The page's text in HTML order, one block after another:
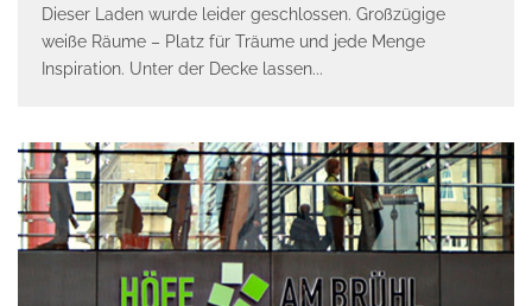
Dieser Laden wurde leider geschlossen. Großzügige
weiße Räume – Platz für Träume und jede Menge
Inspiration. Unter der Decke lassen...